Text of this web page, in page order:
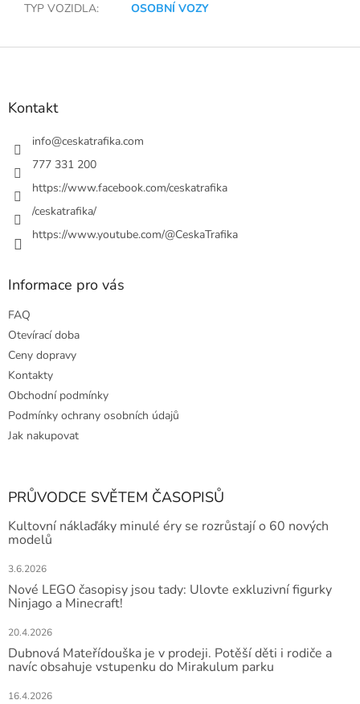
TYP VOZIDLA: OSOBNÍ VOZY
Z
Kontakt
info@ceskatrafika.com
777 331 200
https://www.facebook.com/ceskatrafika
/ceskatrafika/
https://www.youtube.com/@CeskaTrafika
Informace pro vás
FAQ
Otevírací doba
Ceny dopravy
Kontakty
Obchodní podmínky
Podmínky ochrany osobních údajů
Jak nakupovat
PRŮVODCE SVĚTEM ČASOPISŮ
Kultovní náklaďáky minulé éry se rozrůstají o 60 nových
modelů
3.6.2026
Nové LEGO časopisy jsou tady: Ulovte exkluzivní figurky
Ninjago a Minecraft!
20.4.2026
Dubnová Mateřídouška je v prodeji. Potěší děti i rodiče a
navíc obsahuje vstupenku do Mirakulum parku
16.4.2026